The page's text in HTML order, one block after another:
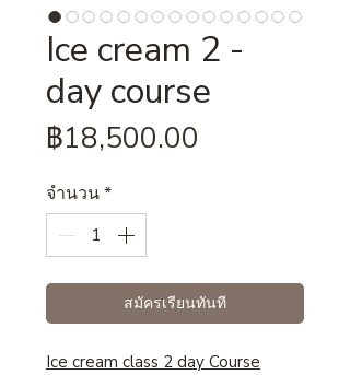
Ice cream 2 -
day course
฿18,500.00
จำนวน*
สมัครเรียนทันที
Ice cream class 2 day Course